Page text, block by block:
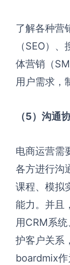
了解各种营
（SEO）
体营销（
用户需求，
（5）沟通
电商运营需
各方进行沟
课程、模拟
能力。 并且
用CRM系
护客户关系
boardmix作